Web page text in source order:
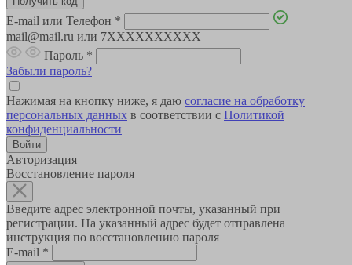
E-mail или Телефон *
mail@mail.ru или 7XXXXXXXXXX
Пароль *
Забыли пароль?
Нажимая на кнопку ниже, я даю согласие на обработку
персональных данных в соответствии с Политикой
конфиденциальности
Авторизация
Восстановление пароля
Введите адрес электронной почты, указанный при
регистрации. На указанный адрес будет отправлена
инструкция по восстановлению пароля
E-mail *